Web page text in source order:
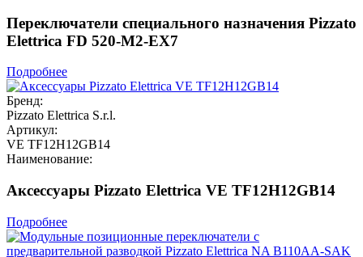
Переключатели специального назначения Pizzato
Elettrica FD 520-M2-EX7
Подробнее
Бренд:
Pizzato Elettrica S.r.l.
Артикул:
VE TF12H12GB14
Наименование:
Аксессуары Pizzato Elettrica VE TF12H12GB14
Подробнее